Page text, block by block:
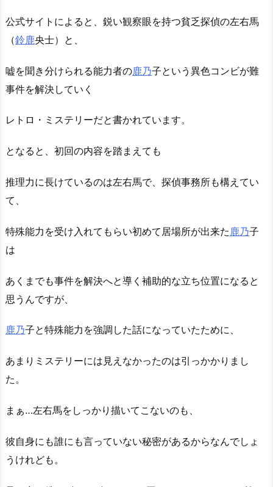
公式サイトによると、鋭い観察眼を持つ貧乏探偵の左右馬
（鈴鹿央士）と、
嘘を聞き分けられる能力者の鹿乃子という異色コンビが難
事件を解決していく
レトロ・ミステリーだと書かれています。
となると、初回の内容を踏まえても
推理力に長けているのは左右馬で、探偵事務所も構えてい
て、
特殊能力を受け入れてもらい初めて居場所が出来た 鹿乃子
は
あくまでも事件を解決へと導く補助的な立ち位置になると
思うんですが、
鹿乃子と特殊能力を強調した話になっていたために、
あまりミステリーには見えなかったのは引っかかりまし
た。
まぁ…左右馬をしっかり描いてこないのも、
彼自身にも誰にも言っていない秘密があるからなんでしょ
うけれども。